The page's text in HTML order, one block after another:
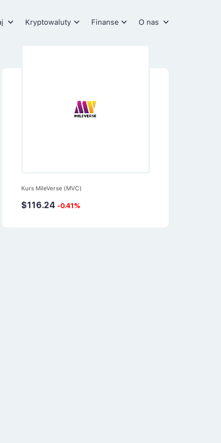
Kryptowaluty Finanse O nas
Kurs MileVerse (MVC)
$116.24 -0.41%